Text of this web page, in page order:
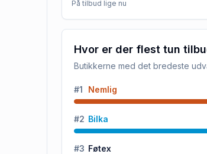
På tilbud lige nu
Hvor er der flest tun
Butikkerne med det bredeste
#1 Nemlig
#2 Bilka
#3 Føtex